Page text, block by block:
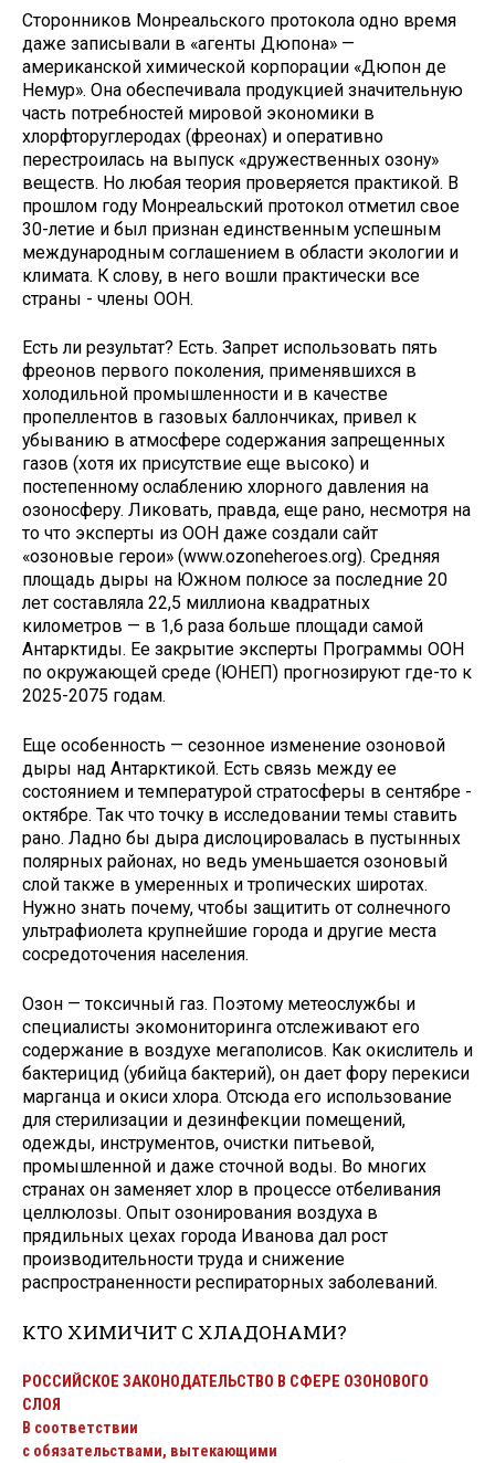
Сторонников Монреальского протокола одно время
даже записывали в «агенты Дюпона» —
американской химической корпорации «Дюпон де
Немур». Она обеспечивала продукцией значительную
часть потребностей мировой экономики в
хлорфторуглеродах (фреонах) и оперативно
перестроилась на выпуск «дружественных озону»
веществ. Но любая теория проверяется практикой. В
прошлом году Монреальский протокол отметил свое
30-летие и был признан единственным успешным
международным соглашением в области экологии и
климата. К слову, в него вошли практически все
страны - члены ООН.
Есть ли результат? Есть. Запрет использовать пять
фреонов первого поколения, применявшихся в
холодильной промышленности и в качестве
пропеллентов в газовых баллончиках, привел к
убыванию в атмосфере содержания запрещенных
газов (хотя их присутствие еще высоко) и
постепенному ослаблению хлорного давления на
озоносферу. Ликовать, правда, еще рано, несмотря на
то что эксперты из ООН даже создали сайт
«озоновые герои» (www.ozoneheroes.org). Средняя
площадь дыры на Южном полюсе за последние 20
лет составляла 22,5 миллиона квадратных
километров — в 1,6 раза больше площади самой
Антарктиды. Ее закрытие эксперты Программы ООН
по окружающей среде (ЮНЕП) прогнозируют где-то к
2025-2075 годам.
Еще особенность — сезонное изменение озоновой
дыры над Антарктикой. Есть связь между ее
состоянием и температурой стратосферы в сентябре -
октябре. Так что точку в исследовании темы ставить
рано. Ладно бы дыра дислоцировалась в пустынных
полярных районах, но ведь уменьшается озоновый
слой также в умеренных и тропических широтах.
Нужно знать почему, чтобы защитить от солнечного
ультрафиолета крупнейшие города и другие места
сосредоточения населения.
Озон — токсичный газ. Поэтому метеослужбы и
специалисты экомониторинга отслеживают его
содержание в воздухе мегаполисов. Как окислитель и
бактерицид (убийца бактерий), он дает фору перекиси
марганца и окиси хлора. Отсюда его использование
для стерилизации и дезинфекции помещений,
одежды, инструментов, очистки питьевой,
промышленной и даже сточной воды. Во многих
странах он заменяет хлор в процессе отбеливания
целлюлозы. Опыт озонирования воздуха в
прядильных цехах города Иванова дал рост
производительности труда и снижение
распространенности респираторных заболеваний.
КТО ХИМИЧИТ С ХЛАДОНАМИ?
РОССИЙСКОЕ ЗАКОНОДАТЕЛЬСТВО В СФЕРЕ ОЗОНОВОГО
СЛОЯ
В соответствии
с обязательствами, вытекающими